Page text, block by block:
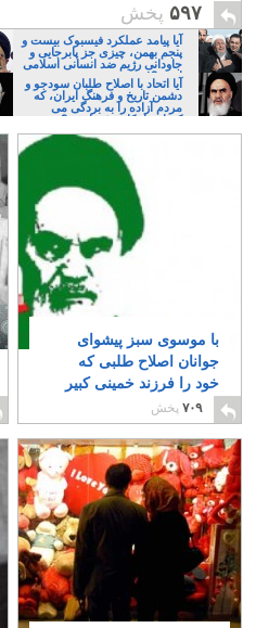
۵۹۷ پخش
آیا پیامد عملکرد فیسبوک بیست و
پنجم بهمن، چیزی جز پابرجایی و
جاودانی رژیم ضد انسانی اسلامی
است؟!
آیا اتحاد با اصلاح طلبان سودجو و
دشمن تاریخ و فرهنگ ایران، که
مردم آزاده را به بردگی می
کشانند امکان پذیر است؟
با موسوی سبز پیشوای
جوانان اصلاح طلبی که
خود را فرزند خمینی کبیر
می دانند، بیشتر آشنا شوید
۹
۷۰۹ پخش